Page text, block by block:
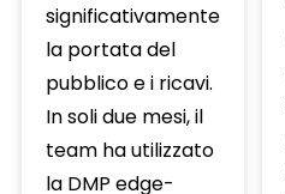
significativamente
la portata del
pubblico e i ricavi.
In soli due mesi, il
team ha utilizzato
la DMP edge-